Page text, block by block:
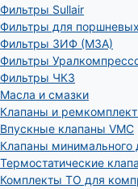
Фильтры Sullair
Фильтры для
Фильтры ЗИФ (МЗА)
Фильтры
Фильтры ЧКЗ
Масла и смазки
Клапаны и
Впускные клапаны VMC
Клапаны минимального
Термостатические
Комплекты ТО для